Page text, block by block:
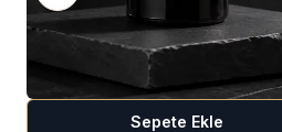
Sepete Ekle